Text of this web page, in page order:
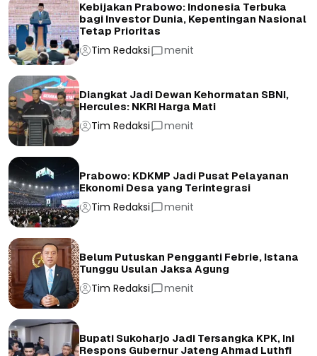
Kebijakan Prabowo: Indonesia Terbuka
bagi Investor Dunia, Kepentingan Nasional
Tetap Prioritas
Tim Redaksi menit
Diangkat Jadi Dewan Kehormatan SBNI,
Hercules: NKRI Harga Mati
Tim Redaksi menit
Prabowo: KDKMP Jadi Pusat Pelayanan
Ekonomi Desa yang Terintegrasi
Tim Redaksi menit
Belum Putuskan Pengganti Febrie, Istana
Tunggu Usulan Jaksa Agung
Tim Redaksi menit
Bupati Sukoharjo Jadi Tersangka KPK, Ini
Respons Gubernur Jateng Ahmad Luthfi